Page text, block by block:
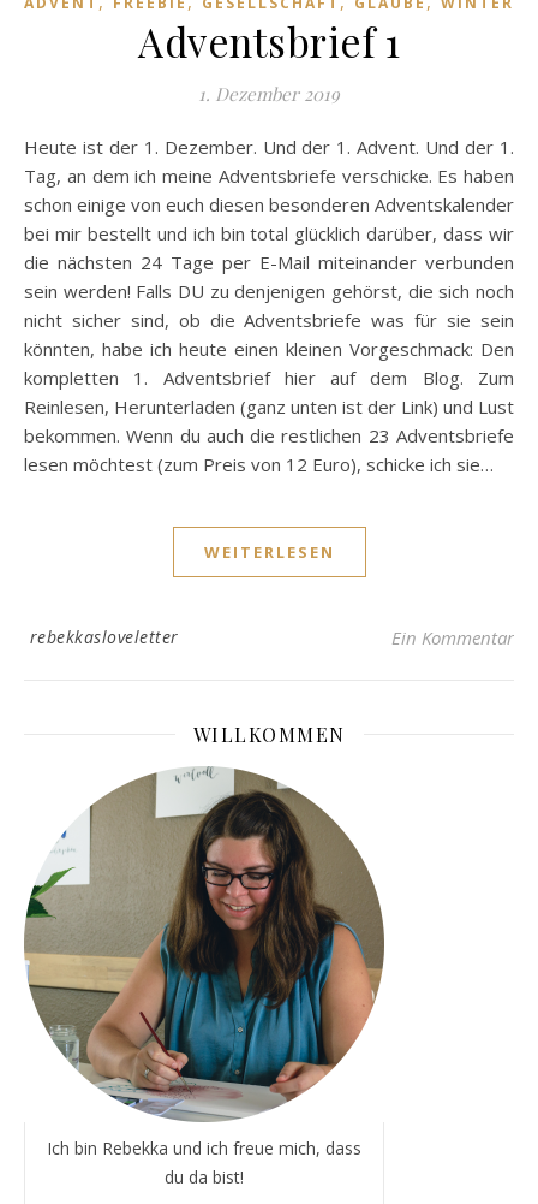
Adventsbrief 1
1. Dezember 2019
Heute ist der 1. Dezember. Und der 1. Advent. Und der 1.
Tag, an dem ich meine Adventsbriefe verschicke. Es haben
schon einige von euch diesen besonderen Adventskalender
bei mir bestellt und ich bin total glücklich darüber, dass wir
die nächsten 24 Tage per E-Mail miteinander verbunden
sein werden! Falls DU zu denjenigen gehörst, die sich noch
nicht sicher sind, ob die Adventsbriefe was für sie sein
könnten, habe ich heute einen kleinen Vorgeschmack: Den
kompletten 1. Adventsbrief hier auf dem Blog. Zum
Reinlesen, Herunterladen (ganz unten ist der Link) und Lust
bekommen. Wenn du auch die restlichen 23 Adventsbriefe
lesen möchtest (zum Preis von 12 Euro), schicke ich sie…
WEITERLESEN
rebekkasloveletter Ein Kommentar
WILLKOMMEN
Ich bin Rebekka und ich freue mich, dass
du da bist!